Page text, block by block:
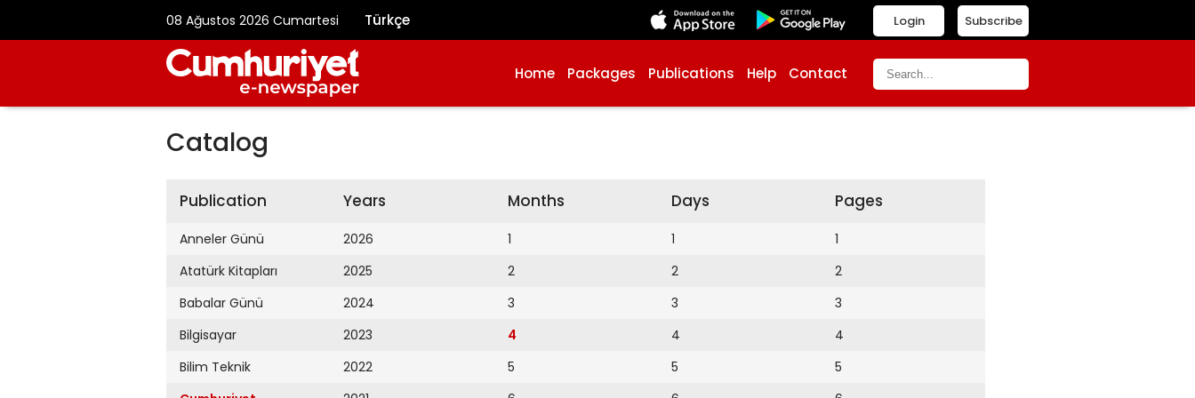
08 Ağustos 2026 Cumartesi Türkçe Subscribe
Login
Home Packages Publications Help Contact
Catalog
Publication
Anneler Günü
Atatürk Kitapları
Babalar Günü
Bilgisayar
Bilim Teknik
Years
2026
2025
2024
2023
2022
Months
1
2
3
4
5
Days
1
2
3
4
5
Pages
1
2
3
4
5